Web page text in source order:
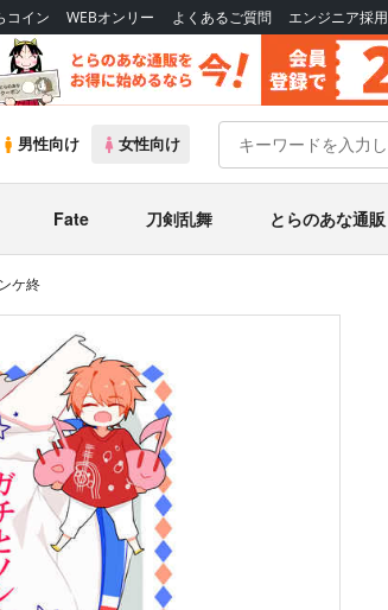
コイン WEBオンリー よくあるご質問 エンジニア採用
男性向け 女性向け
Fate 刀剣乱舞 とらのあな通販
ケ終